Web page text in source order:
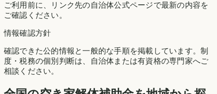
ご利用前に、リンク先の自治体公式ページで最新の内容を
ご確認ください。
情報確認方針
確認できた公的情報と一般的な手順を掲載しています。制
度・税務の個別判断は、自治体または有資格の専門家へご
相談ください。